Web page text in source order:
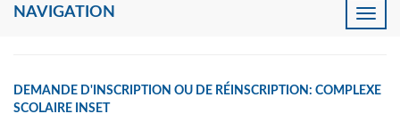
Toggle
NAVIGATION
DEMANDE D'INSCRIPTION OU DE RÉINSCRIPTION: COMPLEXE
SCOLAIRE INSET